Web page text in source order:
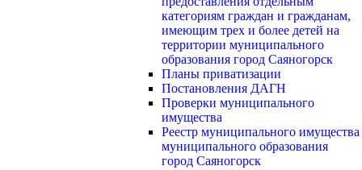
категориям граждан и гражданам,
имеющим трех и более детей на
территории муниципального
образования город Саяногорск
Планы приватизации
Постановления ДАГН
Проверки муниципального
имущества
Реестр муниципального имущества
муниципального образования
город Саяногорск